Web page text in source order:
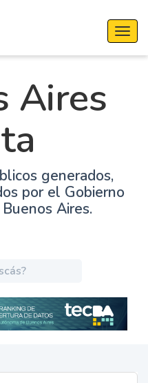
Aires
generados,
por el Gobierno
Aires.